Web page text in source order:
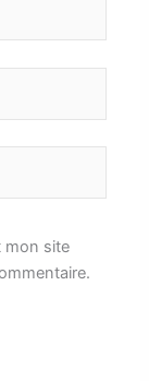
mon site